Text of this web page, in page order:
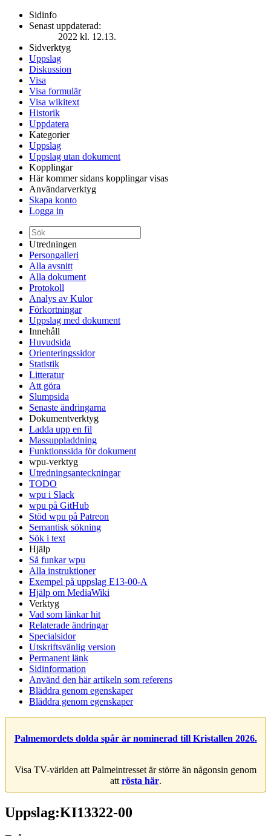
Sidinfo
Senast uppdaterad:
2022 kl. 12.13.
Sidverktyg
Uppslag
Diskussion
Visa
Visa formulär
Visa wikitext
Historik
Uppdatera
Kategorier
Uppslag
Uppslag utan dokument
Kopplingar
Här kommer sidans kopplingar visas
Användarverktyg
Skapa konto
Logga in
Utredningen
Persongalleri
Alla avsnitt
Alla dokument
Protokoll
Analys av Kulor
Förkortningar
Uppslag med dokument
Innehåll
Huvudsida
Orienteringssidor
Statistik
Litteratur
Att göra
Slumpsida
Senaste ändringarna
Dokumentverktyg
Ladda upp en fil
Massuppladdning
Funktionssida för dokument
wpu-verktyg
Utredningsanteckningar
TODO
wpu i Slack
wpu på GitHub
Stöd wpu på Patreon
Semantisk sökning
Sök i text
Hjälp
Så funkar wpu
Alla instruktioner
Exempel på uppslag E13-00-A
Hjälp om MediaWiki
Verktyg
Vad som länkar hit
Relaterade ändringar
Specialsidor
Utskriftsvänlig version
Permanent länk
Sidinformation
Använd den här artikeln som referens
Bläddra genom egenskaper
Bläddra genom egenskaper
Palmemordets dolda spår är nominerad till Kristallen 2026.
Visa TV-världen att Palmeintresset är större än någonsin genom
att rösta här.
Uppslag:KI13322-00